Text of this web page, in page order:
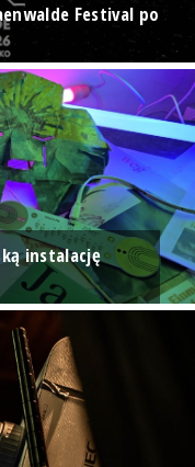
Festival po
instalację